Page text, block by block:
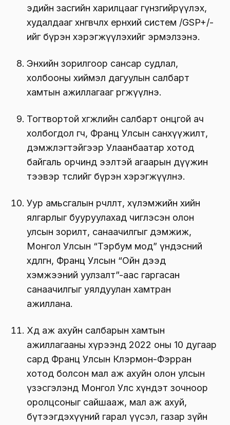
эдийн засгийн харилцааг гүнзгийрүүлэх,
худалдааг хөнгөвчлөх ерөнхий систем /GSP+/-
ийг бүрэн хэрэгжүүлэхийг эрмэлзэнэ.
Энхийн зорилгоор сансар судлал,
холбооны хиймэл дагуулын салбарт
хамтын ажиллагааг өргөжүүлнэ.
Тогтвортой хөгжлийн салбарт онцгой ач
холбогдол өгч, Франц Улсын санхүүжилт,
дэмжлэгтэйгээр Улаанбаатар хотод
байгаль орчинд ээлтэй агаарын дүүжин
тээвэр төслийг бүрэн хэрэгжүүлнэ.
Уур амьсгалын өөрчлөлт, хүлэмжийн хийн
ялгарлыг бууруулахад чиглэсэн олон
улсын зорилт, санаачилгыг дэмжиж,
Монгол Улсын “Тэрбум мод” үндэсний
хөдөлгөөн, Франц Улсын “Ойн дээд
хэмжээний уулзалт”-аас гаргасан
санаачилгыг уялдуулан хамтран
ажиллана.
Хөдөө аж ахуйн салбарын хамтын
ажиллагааны хүрээнд 2022 оны 10 дугаар
сард Франц Улсын Клэрмон-Фэрран
хотод болсон мал аж ахуйн олон улсын
үзэсгэлэнд Монгол Улс хүндэт зочноор
оролцсоныг сайшааж, мал аж ахуй,
бүтээгдэхүүний гарал үүсэл, газар зүйн